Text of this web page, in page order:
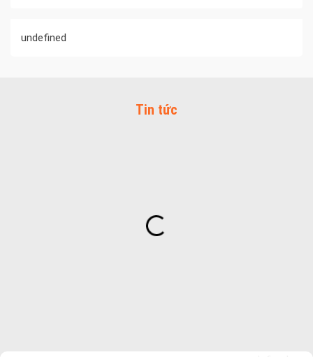
undefined
Tin tức